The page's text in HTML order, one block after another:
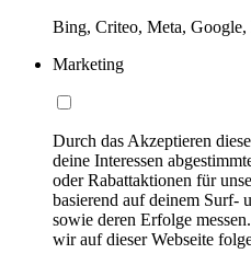
Bing, Criteo, Meta,
Marketing
Durch das Akzeptieren
deine Interessen
oder Rabattaktionen für
basierend auf deinem Surf-
sowie deren Erfolge
wir auf dieser Webseite